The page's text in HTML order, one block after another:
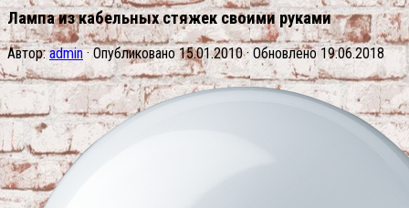
Лампа из кабельных стяжек своими руками
Автор:admin · Опубликовано15.01.2010· Обновлено 19.06.2018